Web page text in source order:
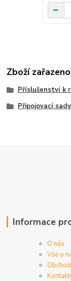
Zboží
Příslušenství k
Připojovací sady
Informace
O nás
Vše o